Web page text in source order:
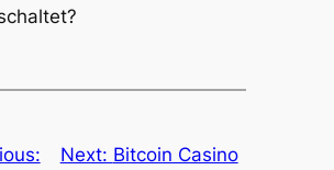
Next: Bitcoin Casino